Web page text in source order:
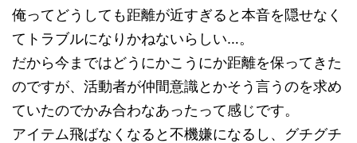
俺ってどうしても距離が近すぎると本音を隠せなく
てトラブルになりかねないらしい…。
だから今まではどうにかこうにか距離を保ってきた
のですが、活動者が仲間意識とかそう言うのを求め
ていたのでかみ合わなあったって感じです。
アイテム飛ばなくなると不機嫌になるし、グチグチ